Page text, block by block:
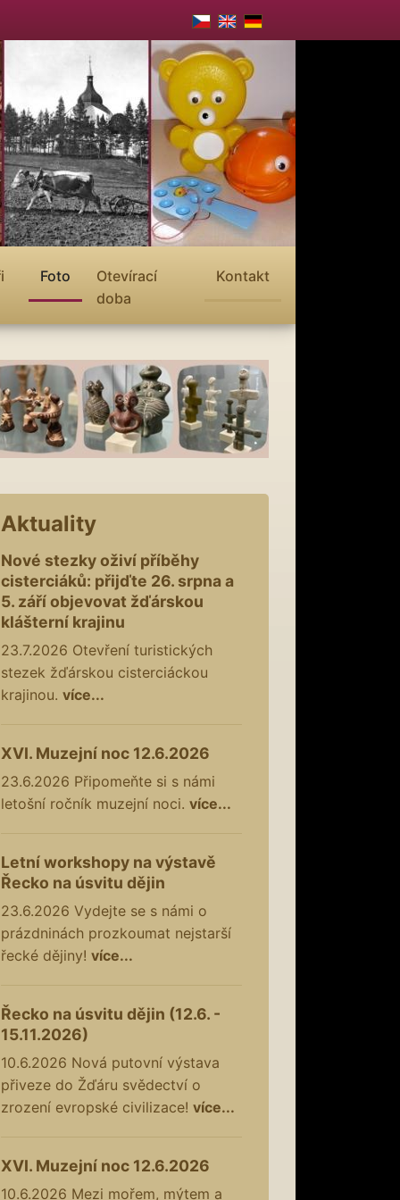
Foto
Otevírací
doba
Kontakt
Aktuality
Nové stezky oživí příběhy
cisterciáků: přijďte 26. srpna a
5. září objevovat žďárskou
klášterní krajinu
23.7.2026 Otevření turistických
stezek žďárskou cisterciáckou
krajinou. více...
XVI. Muzejní noc 12.6.2026
23.6.2026 Připomeňte si s námi
letošní ročník muzejní noci. více...
Letní workshopy na výstavě
Řecko na úsvitu dějin
23.6.2026 Vydejte se s námi o
prázdninách prozkoumat nejstarší
řecké dějiny! více...
Řecko na úsvitu dějin (12.6. -
15.11.2026)
10.6.2026 Nová putovní výstava
přiveze do Žďáru svědectví o
zrození evropské civilizace! více...
XVI. Muzejní noc 12.6.2026
10.6.2026 Mezi mořem, mýtem a